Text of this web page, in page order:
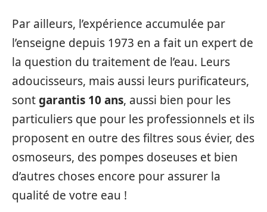
Par ailleurs, l’expérience accumulée par
l’enseigne depuis 1973 en a fait un expert de
la question du traitement de l’eau. Leurs
adoucisseurs, mais aussi leurs purificateurs,
sontgarantis 10 ans, aussi bien pour les
particuliers que pour les professionnels et ils
proposent en outre des filtres sous évier, des
osmoseurs, des pompes doseuses et bien
d’autres choses encore pour assurer la
qualité de votre eau !